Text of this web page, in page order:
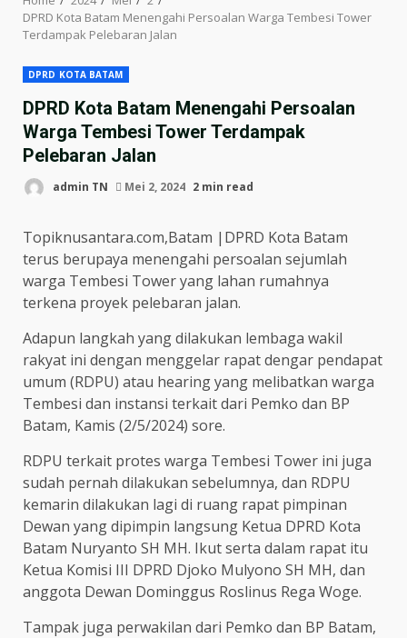
DPRD Kota Batam Menengahi Persoalan Warga Tembesi Tower
Terdampak Pelebaran Jalan
DPRD KOTA BATAM
DPRD Kota Batam Menengahi Persoalan
Warga Tembesi Tower Terdampak
Pelebaran Jalan
admin TN Mei 2, 2024 2 min read
Topiknusantara.com,Batam |DPRD Kota Batam
terus berupaya menengahi persoalan sejumlah
warga Tembesi Tower yang lahan rumahnya
terkena proyek pelebaran jalan.
Adapun langkah yang dilakukan lembaga wakil
rakyat ini dengan menggelar rapat dengar pendapat
umum (RDPU) atau hearing yang melibatkan warga
Tembesi dan instansi terkait dari Pemko dan BP
Batam, Kamis (2/5/2024) sore.
RDPU terkait protes warga Tembesi Tower ini juga
sudah pernah dilakukan sebelumnya, dan RDPU
kemarin dilakukan lagi di ruang rapat pimpinan
Dewan yang dipimpin langsung Ketua DPRD Kota
Batam Nuryanto SH MH. Ikut serta dalam rapat itu
Ketua Komisi III DPRD Djoko Mulyono SH MH, dan
anggota Dewan Dominggus Roslinus Rega Woge.
Tampak juga perwakilan dari Pemko dan BP Batam,